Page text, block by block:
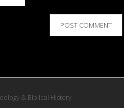
& Biblical History